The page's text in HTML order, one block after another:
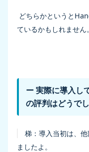
どちらかというと
ているかもしれません。
ー 実際に導入し
の評判はどうで
梯：導入当初は、
ましたよ。